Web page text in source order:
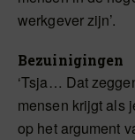
werkgever zijn’.
Bezuinigingen
‘Tsja… Dat
mensen krijgt als
op het argument